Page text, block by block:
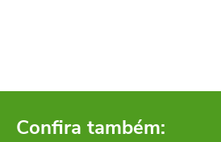
Confira também: